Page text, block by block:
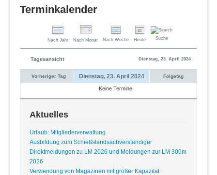
Terminkalender
Nach Jahr Nach Monat Nach Woche Heute Suche
Tagesansicht Dienstag, 23. April 2024
Vorheriger Tag Dienstag, 23. April 2024 Folgetag
Keine Termine
Aktuelles
Urlaub: Mitgliederverwaltung
Ausbildung zum Schießstandsachverständiger
Direktmeldungen zu LM 2026 und Meldungen zur LM 300m
2026
Verwendung von Magazinen mit größer Kapazität